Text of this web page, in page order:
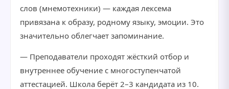
слов (мнемотехники) — каждая лексема
привязана к образу, родному языку, эмоции. Это
значительно облегчает запоминание.
— Преподаватели проходят жёсткий отбор и
внутреннее обучение с многоступенчатой
аттестацией. Школа берёт 2–3 кандидата из 10.